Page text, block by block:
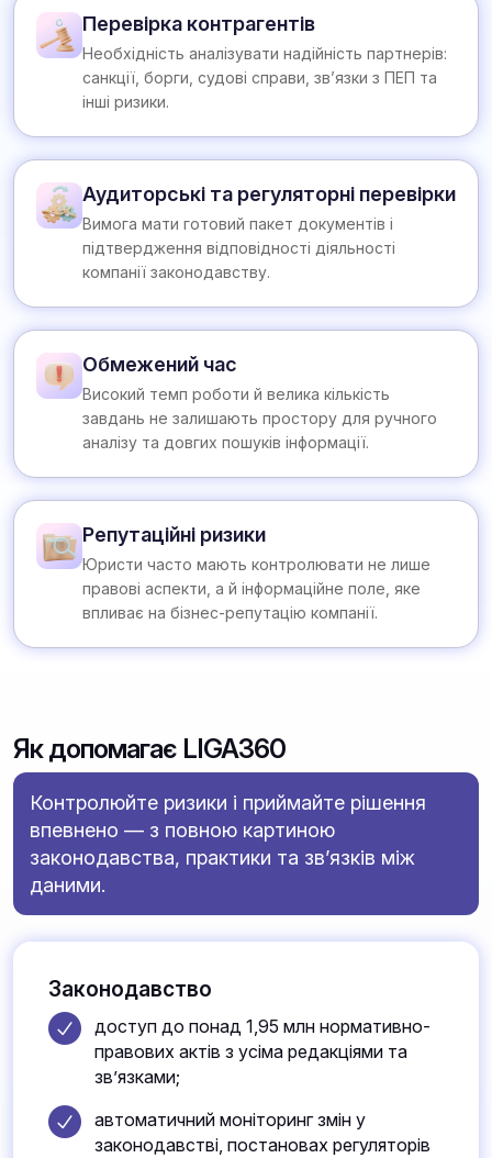
Перевірка контрагентів
Необхідність аналізувати надійність партнерів:
санкції, борги, судові справи, зв’язки з ПЕП та
інші ризики.
Аудиторські та регуляторні перевірки
Вимога мати готовий пакет документів і
підтвердження відповідності діяльності
компанії законодавству.
Обмежений час
Високий темп роботи й велика кількість
завдань не залишають простору для ручного
аналізу та довгих пошуків інформації.
Репутаційні ризики
Юристи часто мають контролювати не лише
правові аспекти, а й інформаційне поле, яке
впливає на бізнес-репутацію компанії.
Як допомагає LIGA360
Контролюйте ризики і приймайте рішення
впевнено — з повною картиною
законодавства, практики та зв’язків між
даними.
Законодавство
доступ до понад 1,95 млн нормативно-
правових актів з усіма редакціями та
зв’язками;
автоматичний моніторинг змін у
законодавстві, постановах регуляторів